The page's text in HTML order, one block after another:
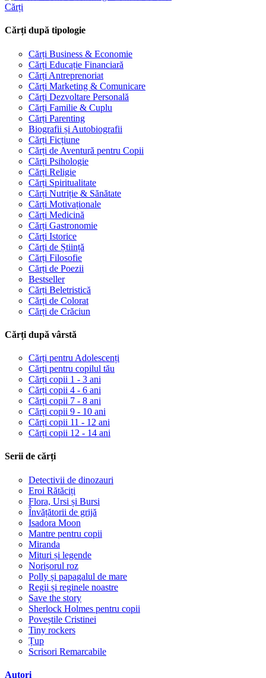
Cărți
Cărți după tipologie
Cărți Business & Economie
Cărți Educație Financiară
Cărți Antreprenoriat
Cărți Marketing & Comunicare
Cărți Dezvoltare Personală
Cărți Familie & Cuplu
Cărți Parenting
Biografii și Autobiografii
Cărți Ficțiune
Cărți de Aventură pentru Copii
Cărți Psihologie
Cărți Religie
Cărți Spiritualitate
Cărți Nutriție & Sănătate
Cărți Motivaționale
Cărți Medicină
Cărți Gastronomie
Cărți Istorice
Cărți de Știință
Cărți Filosofie
Cărți de Poezii
Bestseller
Cărți Beletristică
Cărți de Colorat
Cărți de Crăciun
Cărți după vârstă
Cărți pentru Adolescenți
Cărți pentru copilul tău
Cărți copii 1 - 3 ani
Cărți copii 4 - 6 ani
Cărți copii 7 - 8 ani
Cărți copii 9 - 10 ani
Cărți copii 11 - 12 ani
Cărți copii 12 - 14 ani
Serii de cărți
Detectivii de dinozauri
Eroi Rătăciți
Flora, Ursi și Bursi
Învățătorii de grijă
Isadora Moon
Mantre pentru copii
Miranda
Mituri și legende
Norișorul roz
Polly și papagalul de mare
Regii și reginele noastre
Save the story
Sherlock Holmes pentru copii
Poveștile Cristinei
Tiny rockers
Țup
Scrisori Remarcabile
Autori